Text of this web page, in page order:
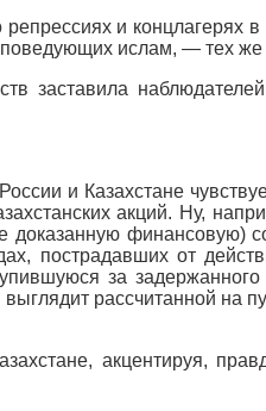
и концлагерях
ислам, — тех
заставила
и Казахстане
акций. Ну,
финансовую)
от
за
рассчитанной на
акцентируя,